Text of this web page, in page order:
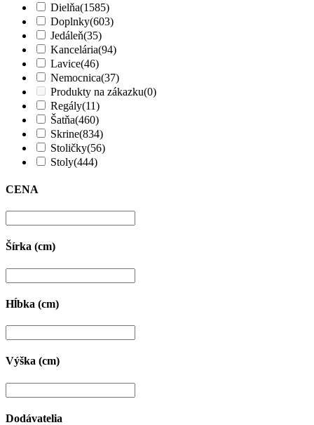
Dielňa(1585)
Doplnky(603)
Jedáleň(35)
Kancelária(94)
Lavice(46)
Nemocnica(37)
Produkty na zákazku(0)
Regály(11)
Šatňa(460)
Skrine(834)
Stoličky(56)
Stoly(444)
CENA
Šírka (cm)
Hĺbka (cm)
Výška (cm)
Dodávatelia